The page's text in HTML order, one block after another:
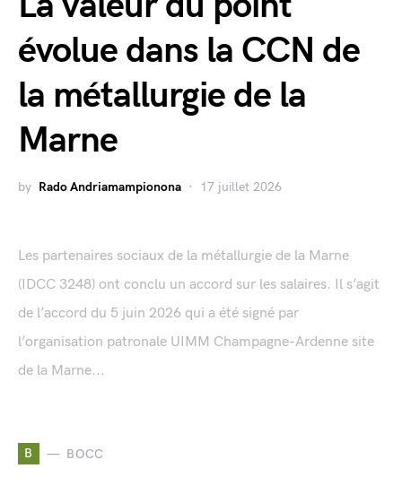
évolue dans la CCN de
la métallurgie de la
Marne
by Rado Andriamampionona 17 juillet 2026
Les partenaires sociaux de la métallurgie de la Marne
(IDCC 3248) ont conclu un accord sur les salaires. Il s’agit
de l’accord du 5 juin 2026 qui a été signé par
l’organisation patronale UIMM Champagne-Ardenne site
de la Marne...
B BOCC